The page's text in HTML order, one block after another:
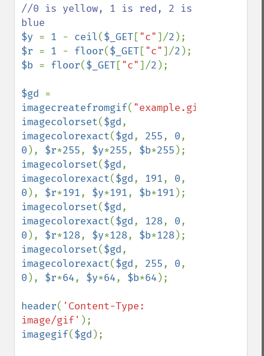
//0 is yellow, 1 is red, 2 is
$y = 1 - ceil($_GET["c"]/2
$r = 1 - floor($_GET["c"]/2
$b = floor($_GET["c"]/2 );
$gd
imagecreatefromgif( "example.gif"
imagecolorset($gd
imagecolorexact($gd, 255, 0
0 ), $r*255, $y*255, $b*255
imagecolorset($gd
imagecolorexact($gd, 191, 0
0 ), $r*191, $y*191, $b*191
imagecolorset($gd
imagecolorexact($gd, 128, 0
0 ), $r*128, $y*128, $b*128
imagecolorset($gd
imagecolorexact($gd, 255, 0
0 ), $r*64, $y*64, $b*64 );
header( 'Content-Type:
image/gif'
imagegif($gd );